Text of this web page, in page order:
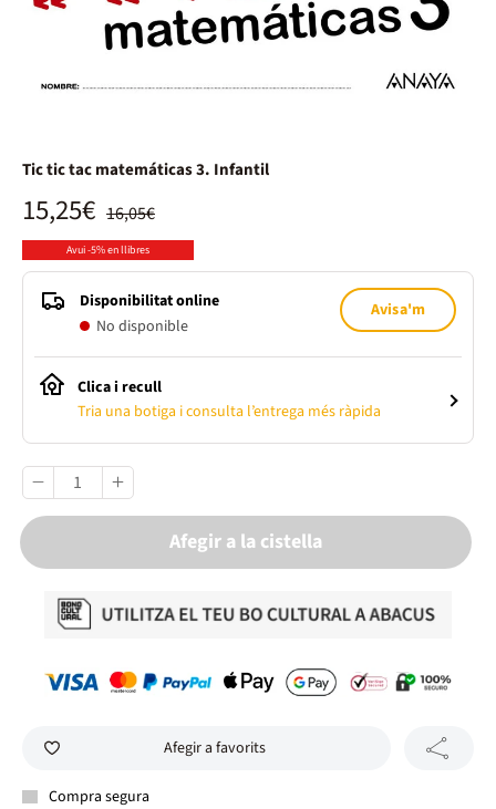
Tic tic tac matemáticas 3. Infantil
16,05€
15,25€
Avui -5% en llibres
Disponibilitat online
No disponible
Avisa'm
Clica i recull
Tria una botiga i consulta l’entrega més ràpida
Afegir a la cistella
Afegir a favorits
Compra segura